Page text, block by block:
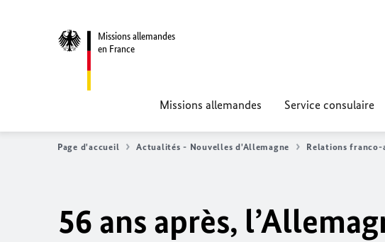
Missions allemandes
en France
Missions allemandes Service consulaire
Page d'accueil Actualités - Nouvelles d'Allemagne Relations franco-
56 ans après,